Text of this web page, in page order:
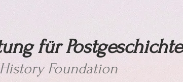
für Postgeschichte
Foundation